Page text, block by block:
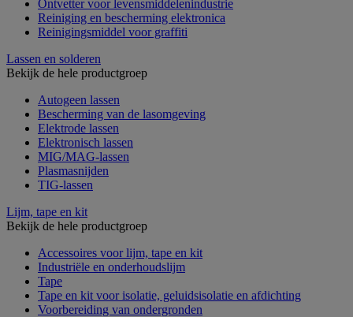
Ontvetter voor levensmiddelenindustrie
Reiniging en bescherming elektronica
Reinigingsmiddel voor graffiti
Lassen en solderen
Bekijk de hele productgroep
Autogeen lassen
Bescherming van de lasomgeving
Elektrode lassen
Elektronisch lassen
MIG/MAG-lassen
Plasmasnijden
TIG-lassen
Lijm, tape en kit
Bekijk de hele productgroep
Accessoires voor lijm, tape en kit
Industriële en onderhoudslijm
Tape
Tape en kit voor isolatie, geluidsisolatie en afdichting
Voorbereiding van ondergronden